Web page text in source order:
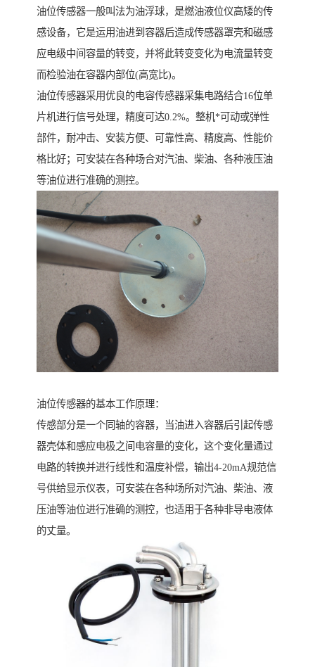
油位传感器一般叫法为油浮球，是燃油液位仪高矮的传
感设备，它是运用油进到容器后造成传感器罩壳和磁感
应电级中间容量的转变，并将此转变变化为电流量转变
而检验油在容器内部位(高宽比)。
油位传感器采用优良的电容传感器采集电路结合16位单
片机进行信号处理，精度可达0.2%。整机*可动或弹性
部件，耐冲击、安装方便、可靠性高、精度高、性能价
格比好；可安装在各种场合对汽油、柴油、各种液压油
等油位进行准确的测控。
油位传感器的基本工作原理：
传感部分是一个同轴的容器，当油进入容器后引起传感
器壳体和感应电极之间电容量的变化，这个变化量通过
电路的转换并进行线性和温度补偿，输出4-20mA规范信
号供给显示仪表，可安装在各种场所对汽油、柴油、液
压油等油位进行准确的测控，也适用于各种非导电液体
的丈量。